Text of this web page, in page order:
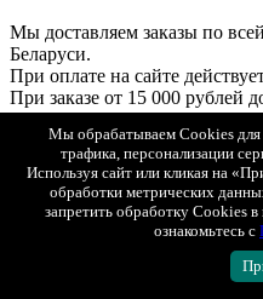
Мы доставляем заказы по
Беларуси.
При оплате на сайте
При заказе от 15 000 рублей
Доставка по Москве
1. Самовывоз — ул.
Молл», 2 этаж (ежедневно с
Если товар есть в наличии —
заказ — до 2х рабочих дней.
Бесплатно. Возможна
Оплата: онлайн, картой или
Мы обрабатываем Cookies для
трафика, персонализации
Используя сайт или кликая на
обработки метрических
запретить обработку Cookies
ознакомьтесь с